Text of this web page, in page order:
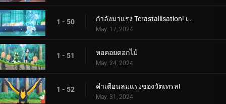
1 - 50 กำลังมาแรง Terastallisation! เต้น เต้น Quaxly!
May. 17, 2024
1 - 51 หอคอยดอกไม้
May. 24, 2024
1 - 52 คำเตือนลมแรงของวัตเทรล!
May. 31, 2024